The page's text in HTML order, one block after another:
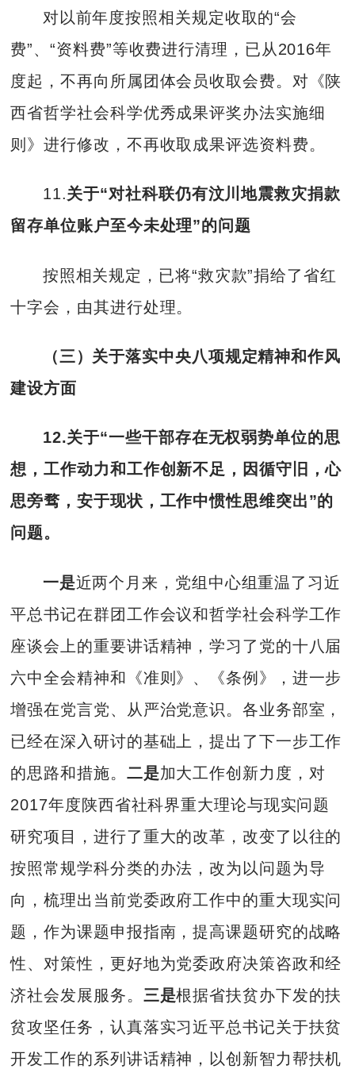
对以前年度按照相关规定收取的“会
费”、“资料费”等收费进行清理，已从2016年
度起，不再向所属团体会员收取会费。对《陕
西省哲学社会科学优秀成果评奖办法实施细
则》进行修改，不再收取成果评选资料费。
11.关于“对社科联仍有汶川地震救灾捐款
留存单位账户至今未处理”的问题
按照相关规定，已将“救灾款”捐给了省红
十字会，由其进行处理。
（三）关于落实中央八项规定精神和作风
建设方面
12.关于“一些干部存在无权弱势单位的思
想，工作动力和工作创新不足，因循守旧，心
思旁骛，安于现状，工作中惯性思维突出”的
问题。
一是近两个月来，党组中心组重温了习近
平总书记在群团工作会议和哲学社会科学工作
座谈会上的重要讲话精神，学习了党的十八届
六中全会精神和《准则》、《条例》，进一步
增强在党言党、从严治党意识。各业务部室，
已经在深入研讨的基础上，提出了下一步工作
的思路和措施。 二是加大工作创新力度，对
2017年度陕西省社科界重大理论与现实问题
研究项目，进行了重大的改革，改变了以往的
按照常规学科分类的办法，改为以问题为导
向，梳理出当前党委政府工作中的重大现实问
题，作为课题申报指南，提高课题研究的战略
性、对策性，更好地为党委政府决策咨政和经
济社会发展服务。 三是根据省扶贫办下发的扶
贫攻坚任务，认真落实习近平总书记关于扶贫
开发工作的系列讲话精神，以创新智力帮扶机